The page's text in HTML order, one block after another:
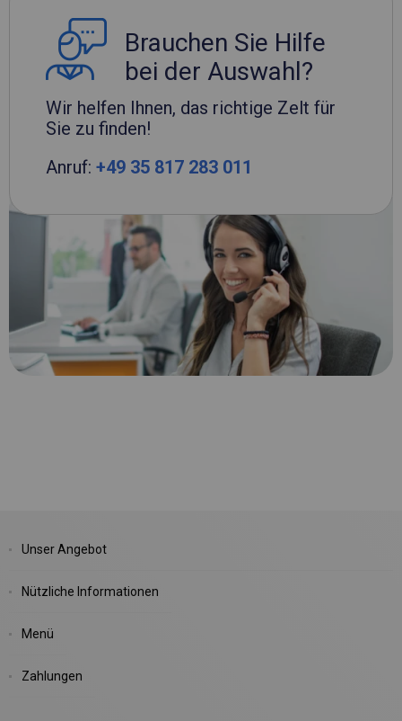
Brauchen Sie Hilfe
bei der Auswahl?
Wir helfen Ihnen, das richtige Zelt für
Sie zu finden!
Anruf: +49 35 817 283 011
Unser Angebot
Nützliche Informationen
Menü
Zahlungen